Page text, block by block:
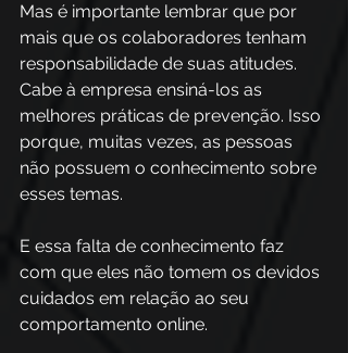
Mas é importante lembrar que por
mais que os colaboradores tenham
responsabilidade de suas atitudes.
Cabe à empresa ensiná-los as
melhores práticas de prevenção. Isso
porque, muitas vezes, as pessoas
não possuem o conhecimento sobre
esses temas.
E essa falta de conhecimento faz
com que eles não tomem os devidos
cuidados em relação ao seu
comportamento online.